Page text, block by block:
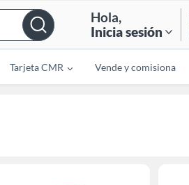
Hola,
Inicia sesión
Tarjeta CMR Vende y comisiona